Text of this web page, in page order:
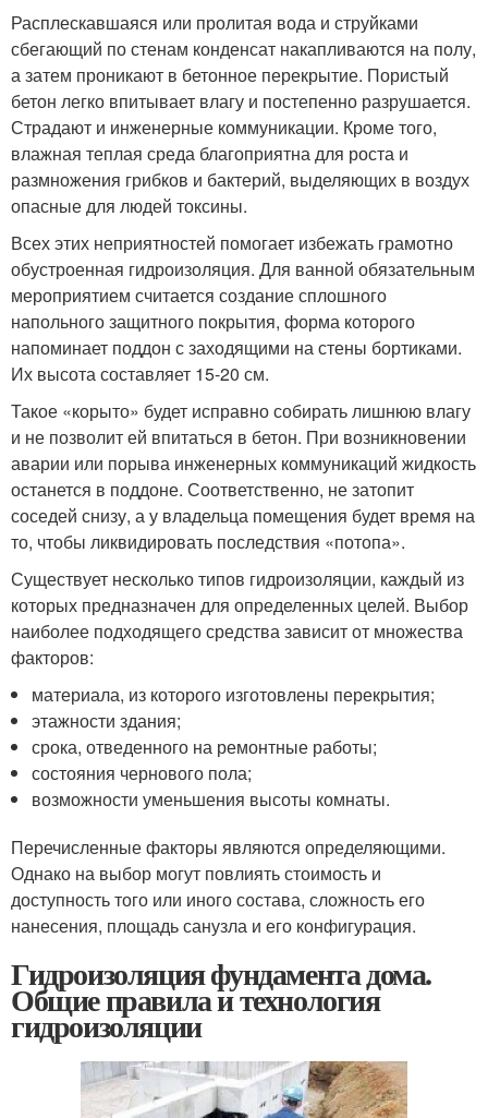
Расплескавшаяся или пролитая вода и струйками
сбегающий по стенам конденсат накапливаются на полу,
а затем проникают в бетонное перекрытие. Пористый
бетон легко впитывает влагу и постепенно разрушается.
Страдают и инженерные коммуникации. Кроме того,
влажная теплая среда благоприятна для роста и
размножения грибков и бактерий, выделяющих в воздух
опасные для людей токсины.
Всех этих неприятностей помогает избежать грамотно
обустроенная гидроизоляция. Для ванной обязательным
мероприятием считается создание сплошного
напольного защитного покрытия, форма которого
напоминает поддон с заходящими на стены бортиками.
Их высота составляет 15-20 см.
Такое «корыто» будет исправно собирать лишнюю влагу
и не позволит ей впитаться в бетон. При возникновении
аварии или порыва инженерных коммуникаций жидкость
останется в поддоне. Соответственно, не затопит
соседей снизу, а у владельца помещения будет время на
то, чтобы ликвидировать последствия «потопа».
Существует несколько типов гидроизоляции, каждый из
которых предназначен для определенных целей. Выбор
наиболее подходящего средства зависит от множества
факторов:
материала, из которого изготовлены перекрытия;
этажности здания;
срока, отведенного на ремонтные работы;
состояния чернового пола;
возможности уменьшения высоты комнаты.
Перечисленные факторы являются определяющими.
Однако на выбор могут повлиять стоимость и
доступность того или иного состава, сложность его
нанесения, площадь санузла и его конфигурация.
Гидроизоляция фундамента дома.
Общие правила и технология
гидроизоляции